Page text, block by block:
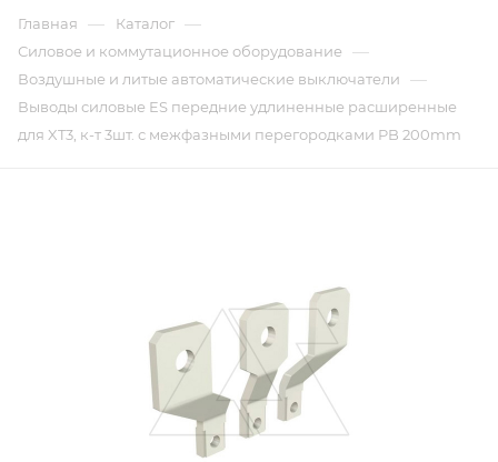
Главная — Каталог —
Силовое и коммутационное оборудование —
Воздушные и литые автоматические выключатели —
Выводы силовые ES передние удлиненные расширенные
для XT3, к-т 3шт. с межфазными перегородками PB 200mm